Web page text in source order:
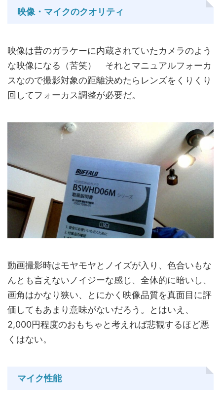
映像・マイクのクオリティ
映像は昔のガラケーに内蔵されていたカメラのよう
な映像になる（苦笑） それとマニュアルフォーカ
スなので撮影対象の距離決めたらレンズをくりくり
回してフォーカス調整が必要だ。
動画撮影時はモヤモヤとノイズが入り、色合いもな
んとも言えないノイジーな感じ、全体的に暗いし、
画角はかなり狭い、とにかく映像品質を真面目に評
価してもあまり意味がないだろう。とはいえ、
2,000円程度のおもちゃと考えれば悲観するほど悪
くはない。
マイク性能